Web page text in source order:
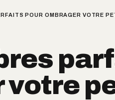
POUR OMBRAGER VOTRE
votre